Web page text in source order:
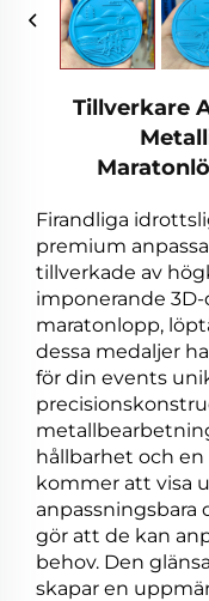
Tillverkare
Firandliga
premium
tillverkade av
imponerande
maratonlopp,
dessa medaljer
för din events
hållbarhet och
kommer att visa
anpassningsbara
gör att de kan
behov. Den
skapar en